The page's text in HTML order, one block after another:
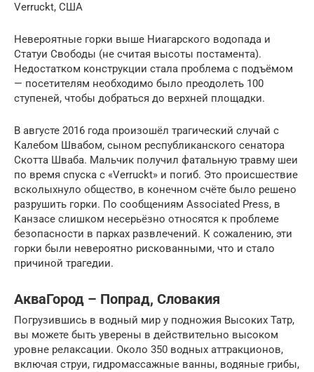
Verruckt, США
Невероятные горки выше Ниагарского водопада и
Статуи Свободы (не считая высоты постамента).
Недостатком конструкции стала проблема с подъёмом
— посетителям необходимо было преодолеть 100
ступеней, чтобы добраться до верхней площадки.
В августе 2016 года произошёл трагический случай с
Калебом Швабом, сыном республиканского сенатора
Скотта Шваба. Мальчик получил фатальную травму шеи
по время спуска с «Verruckt» и погиб. Это происшествие
всколыхнуло общество, в конечном счёте было решено
разрушить горки. По сообщениям Associated Press, в
Канзасе слишком несерьёзно относятся к проблеме
безопасности в парках развлечений. К сожалению, эти
горки были невероятно рискованными, что и стало
причиной трагедии.
АкваГород – Попрад, Словакия
Погрузившись в водный мир у подножия Высоких Татр,
вы можете быть уверены в действительно высоком
уровне релаксации. Около 350 водных аттракционов,
включая струи, гидромассажные ванны, водяные грибы,